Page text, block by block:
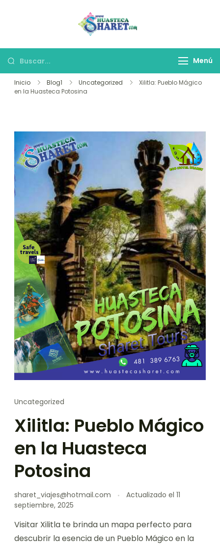
Menú
Inicio Blog1 Uncategorized
Xilitla: Pueblo Mágico
en la Huasteca Potosina
Uncategorized
Xilitla: Pueblo Mágico
en la Huasteca
Potosina
sharet_viajes@hotmail.com Actualizado el 11
septiembre, 2025
Visitar Xilitla te brinda un mapa perfecto para
descubrir la esencia de un Pueblo Mágico en la